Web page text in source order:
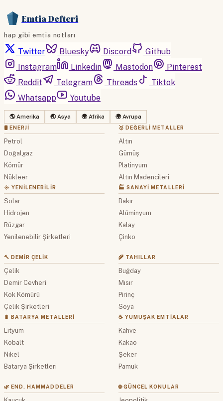
Emtia Defteri
hap gibi emtia notları
Twitter Bluesky Discord
Github
Instagram
Linkedin Mastodon
Pinterest
Reddit
Telegram Threads
Tiktok
Whatsapp
Youtube
🌎 Amerika 🌏 Asya 🌍 Afrika 🌍 Avrupa
🛢 ENERJI
Petrol
Doğalgaz
Kömür
Nükleer
☀️ YENILENEBILIR
Solar
Hidrojen
Rüzgar
Yenilenebilir Şirketleri
🥇 DEĞERLI METALLER
Altın
Gümüş
Platinyum
Altın Madencileri
🏭 SANAYI METALLERI
Bakır
Alüminyum
Kalay
Çinko
🔨 DEMIR ÇELIK
Çelik
Demir Cevheri
Kok Kömürü
Çelik Şirketleri
🔋 BATARYA METALLERI
Lityum
Kobalt
Nikel
Batarya Şirketleri
🌾 TAHILLAR
Buğday
Mısır
Pirinç
Soya
☕ YUMUŞAK EMTIALAR
Kahve
Kakao
Şeker
Pamuk
🌿 END. HAMMADDELER 🌐 GÜNCEL KONULAR